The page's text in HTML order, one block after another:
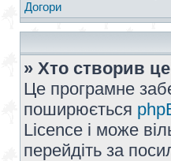
Догори
» Хто створив
Це програмне
поширюється
Licence і може
перейдіть за